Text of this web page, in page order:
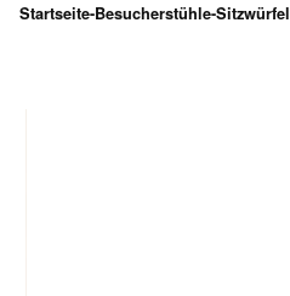
Startseite-Besucherstühle-